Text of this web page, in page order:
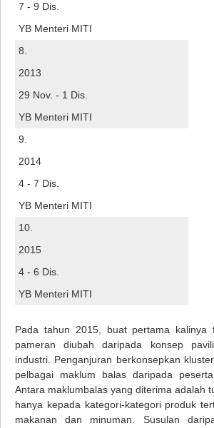
7 - 9 Dis.
YB Menteri MITI
8.
2013
29 Nov. - 1 Dis.
YB Menteri MITI
9.
2014
4 - 7 Dis.
YB Menteri MITI
10.
2015
4 - 6 Dis.
YB Menteri MITI
Pada tahun 2015, buat pertama kalinya
pameran diubah daripada konsep
industri. Penganjuran berkonsepkan
pelbagai maklum balas daripada
Antara maklumbalas yang diterima adalah
hanya kepada kategori-kategori produk
makanan dan minuman. Susulan